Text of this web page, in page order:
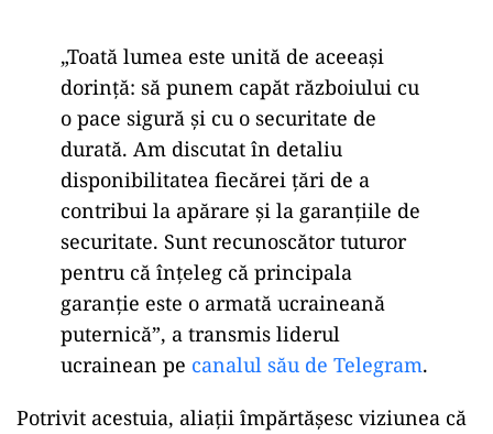
„Toată lumea este unită de aceeași
dorință: să punem capăt războiului cu
o pace sigură și cu o securitate de
durată. Am discutat în detaliu
disponibilitatea fiecărei țări de a
contribui la apărare și la garanțiile de
securitate. Sunt recunoscător tuturor
pentru că înțeleg că principala
garanție este o armată ucraineană
puternică”, a transmis liderul
ucrainean pe canalul său de Telegram.
Potrivit acestuia, aliații împărtășesc viziunea că